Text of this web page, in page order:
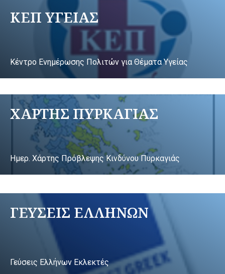
ΚΕΠ ΥΓΕΙΑΣ
Κέντρο Ενημέρωσης Πολιτών για Θέματα Υγείας
ΧΑΡΤΗΣ ΠΥΡΚΑΓΙΑΣ
Ημερ. Χάρτης Πρόβλεψης Κινδύνου Πυρκαγιάς
ΓΕΥΣΕΙΣ ΕΛΛΗΝΩΝ
Γεύσεις Ελλήνων Εκλεκτές